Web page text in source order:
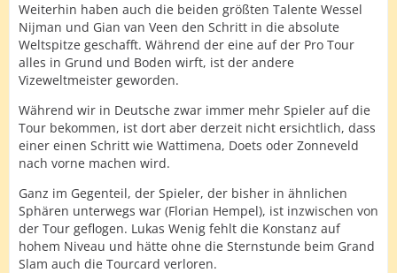
Weiterhin haben auch die beiden größten Talente Wessel
Nijman und Gian van Veen den Schritt in die absolute
Weltspitze geschafft. Während der eine auf der Pro Tour
alles in Grund und Boden wirft, ist der andere
Vizeweltmeister geworden.
Während wir in Deutsche zwar immer mehr Spieler auf die
Tour bekommen, ist dort aber derzeit nicht ersichtlich, dass
einer einen Schritt wie Wattimena, Doets oder Zonneveld
nach vorne machen wird.
Ganz im Gegenteil, der Spieler, der bisher in ähnlichen
Sphären unterwegs war (Florian Hempel), ist inzwischen von
der Tour geflogen. Lukas Wenig fehlt die Konstanz auf
hohem Niveau und hätte ohne die Sternstunde beim Grand
Slam auch die Tourcard verloren.